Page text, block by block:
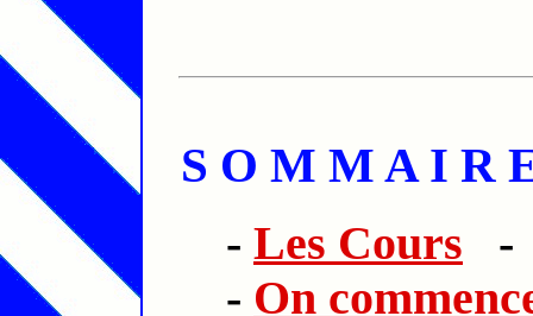
S O M M A I R
- Les Cours -
- On